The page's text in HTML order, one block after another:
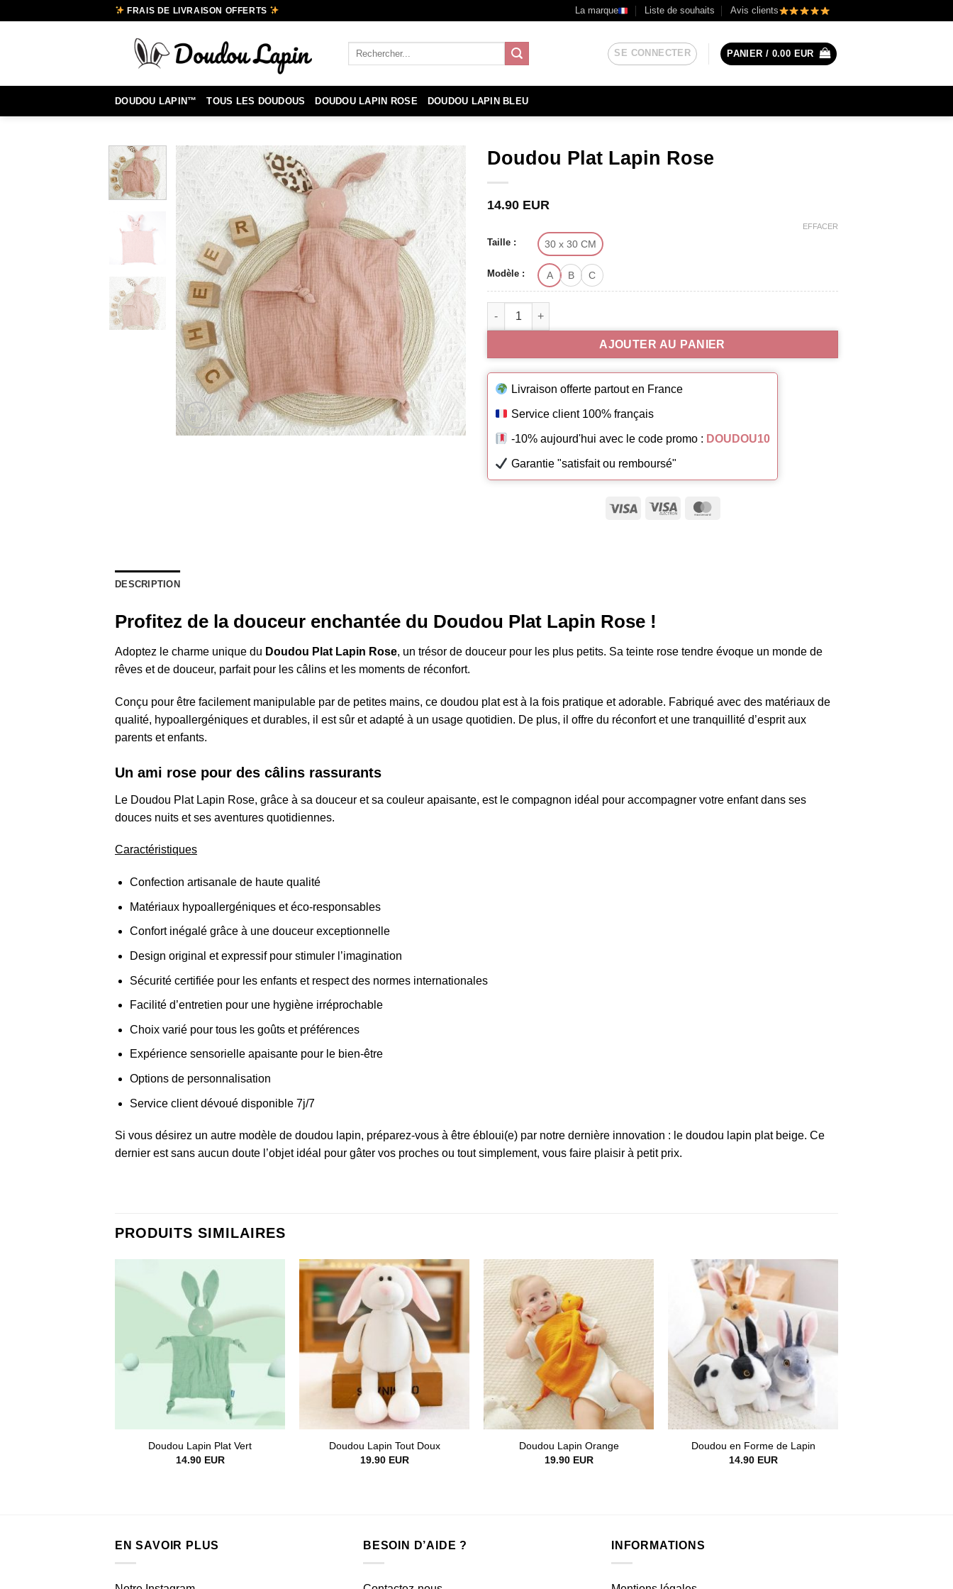
FRAIS DE LIVRAISON OFFERTS La marque Liste de souhaits Avis clients
Recherche
SE CONNECTER PANIER / 0.00 EUR
DOUDOU LAPIN™ TOUS LES DOUDOUS DOUDOU LAPIN ROSE DOUDOU LAPIN BLEU
Doudou Plat Lapin Rose
14.90 EUR
Taille : 30 x 30 CM
Modèle : A B C
EFFACER
quantité de Doudou Plat Lapin Rose
AJOUTER AU PANIER
Livraison offerte partout en France
Service client 100% français
-10% aujourd'hui avec le code promo : DOUDOU10
Garantie "satisfait ou remboursé"
Visa
Visa
DESCRIPTION
Profitez de la douceur enchantée du Doudou Plat Lapin Rose !
Adoptez le charme unique du Doudou Plat Lapin Rose, un trésor de douceur pour les plus petits. Sa teinte rose tendre évoque un monde de
rêves et de douceur, parfait pour les câlins et les moments de réconfort.
Conçu pour être facilement manipulable par de petites mains, ce doudou plat est à la fois pratique et adorable. Fabriqué avec des matériaux de
qualité, hypoallergéniques et durables, il est sûr et adapté à un usage quotidien. De plus, il offre du réconfort et une tranquillité d’esprit aux
parents et enfants.
Un ami rose pour des câlins rassurants
Le Doudou Plat Lapin Rose, grâce à sa douceur et sa couleur apaisante, est le compagnon idéal pour accompagner votre enfant dans ses
douces nuits et ses aventures quotidiennes.
Caractéristiques
Confection artisanale de haute qualité
Matériaux hypoallergéniques et éco-responsables
Confort inégalé grâce à une douceur exceptionnelle
Design original et expressif pour stimuler l’imagination
Sécurité certifiée pour les enfants et respect des normes internationales
Facilité d’entretien pour une hygiène irréprochable
Choix varié pour tous les goûts et préférences
Expérience sensorielle apaisante pour le bien-être
Options de personnalisation
Service client dévoué disponible 7j/7
Si vous désirez un autre modèle de doudou lapin, préparez-vous à être ébloui(e) par notre dernière innovation : le doudou lapin plat beige. Ce
dernier est sans aucun doute l’objet idéal pour gâter vos proches ou tout simplement, vous faire plaisir à petit prix.
PRODUITS SIMILAIRES
Doudou Lapin Plat Vert
14.90 EUR
Doudou Lapin Tout Doux
19.90 EUR
Doudou Lapin Orange
19.90 EUR
Doudou en Forme de Lapin
14.90 EUR
EN SAVOIR PLUS BESOIN D’AIDE ? INFORMATIONS